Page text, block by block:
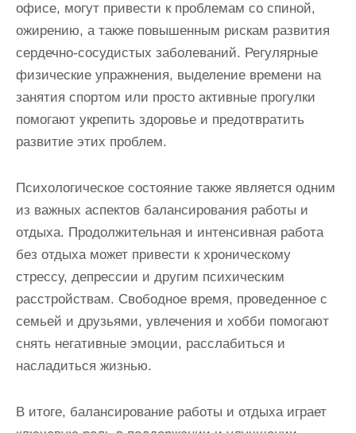
офисе, могут привести к проблемам со спиной,
ожирению, а также повышенным рискам развития
сердечно-сосудистых заболеваний. Регулярные
физические упражнения, выделение времени на
занятия спортом или просто активные прогулки
помогают укрепить здоровье и предотвратить
развитие этих проблем.
Психологическое состояние также является одним
из важных аспектов балансирования работы и
отдыха. Продолжительная и интенсивная работа
без отдыха может привести к хроническому
стрессу, депрессии и другим психическим
расстройствам. Свободное время, проведенное с
семьей и друзьями, увлечения и хобби помогают
снять негативные эмоции, расслабиться и
насладиться жизнью.
В итоге, балансирование работы и отдыха играет